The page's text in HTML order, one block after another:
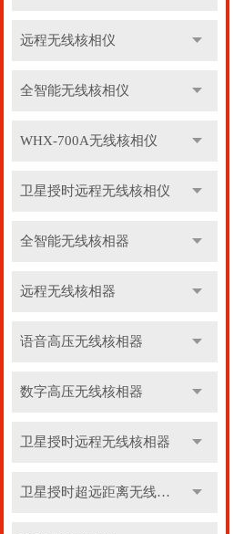
远程无线核相仪
全智能无线核相仪
WHX-700A无线核相仪
卫星授时远程无线核相仪
全智能无线核相器
远程无线核相器
语音高压无线核相器
数字高压无线核相器
卫星授时远程无线核相器
卫星授时超远距离无线核相器